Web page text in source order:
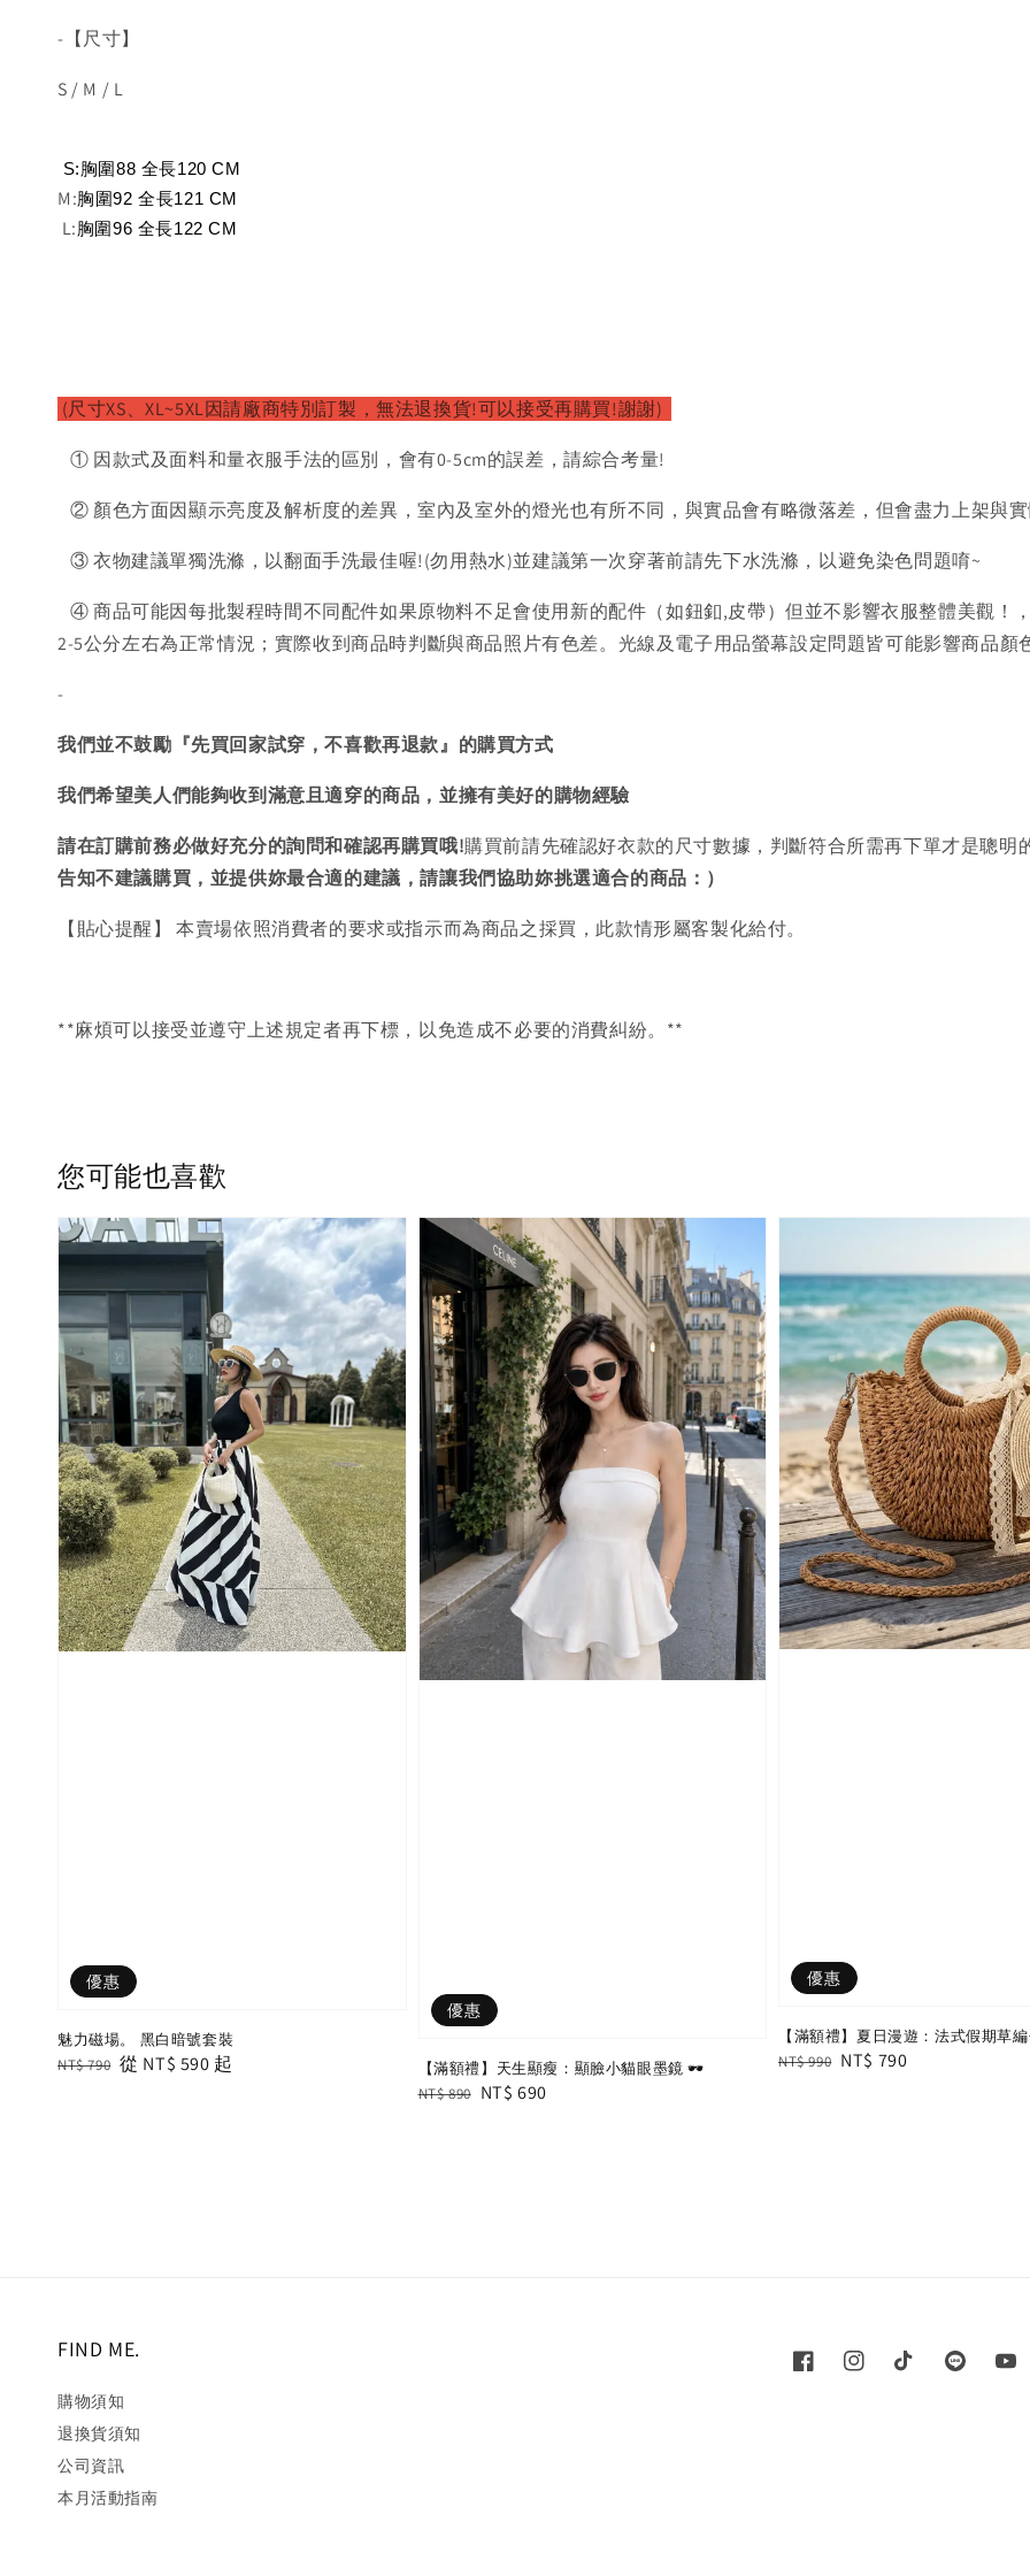
-【尺寸】
S / M / L
S:胸圍88 全長120 CM
M:胸圍92 全長121 CM
L:胸圍96 全長122 CM
(尺寸XS、XL~5XL因請廠商特別訂製，無法退換貨!可以接受再購買!謝謝)
① 因款式及面料和量衣服手法的區別，會有0-5cm的誤差，請綜合考量!
② 顏色方面因顯示亮度及解析度的差異，室內及室外的燈光也有所不同，與實品會有略微落差，但會盡力上架與實
③ 衣物建議單獨洗滌，以翻面手洗最佳喔!(勿用熱水)並建議第一次穿著前請先下水洗滌，以避免染色問題唷~
④ 商品可能因每批製程時間不同配件如果原物料不足會使用新的配件（如鈕釦,皮帶）但並不影響衣服整體美觀！
2-5公分左右為正常情況；實際收到商品時判斷與商品照片有色差。光線及電子用品螢幕設定問題皆可能影響商品顏
-
我們並不鼓勵『先買回家試穿，不喜歡再退款』的購買方式
我們希望美人們能夠收到滿意且適穿的商品，並擁有美好的購物經驗
請在訂購前務必做好充分的詢問和確認再購買哦!購買前請先確認好衣款的尺寸數據，判斷符合所需再下單才是聰明
告知不建議購買， 並提供妳最合適的建議，請讓我們協助妳挑選適合的商品：）
【貼心提醒】 本賣場依照消費者的要求或指示而為商品之採買，此款情形屬客製化給付。
**麻煩可以接受並遵守上述規定者再下標，以免造成不必要的消費糾紛。**
您可能也喜歡
優惠
魅力磁場。 黑白暗號套裝
Regular
NT$ 790 Sale
從 NT$ 590 起
優惠
【滿額禮】天生顯瘦：顯臉小貓眼墨鏡 🕶️
Regular
NT$ 890 Sale
NT$ 690
優惠
【滿額禮】夏日漫遊：法式假期草
Regular
NT$ 990 Sale
NT$ 790
FIND ME.
購物須知
退換貨須知
公司資訊
本月活動指南